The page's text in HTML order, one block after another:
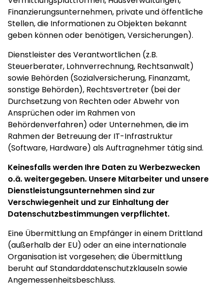
Finanzierungsunternehmen, private und öffentliche
Stellen, die Informationen zu Objekten bekannt
geben können oder benötigen, Versicherungen).
Dienstleister des Verantwortlichen (z.B.
Steuerberater, Lohnverrechnung, Rechtsanwalt)
sowie Behörden (Sozialversicherung, Finanzamt,
sonstige Behörden), Rechtsvertreter (bei der
Durchsetzung von Rechten oder Abwehr von
Ansprüchen oder im Rahmen von
Behördenverfahren) oder Unternehmen, die im
Rahmen der Betreuung der IT-Infrastruktur
(Software, Hardware) als Auftragnehmer tätig sind.
Keinesfalls werden Ihre Daten zu Werbezwecken
o.ä. weitergegeben. Unsere Mitarbeiter und unsere
Dienstleistungsunternehmen sind zur
Verschwiegenheit und zur Einhaltung der
Datenschutzbestimmungen verpflichtet.
Eine Übermittlung an Empfänger in einem Drittland
(außerhalb der EU) oder an eine internationale
Organisation ist vorgesehen; die Übermittlung
beruht auf Standarddatenschutzklauseln sowie
Angemessenheitsbeschluss.